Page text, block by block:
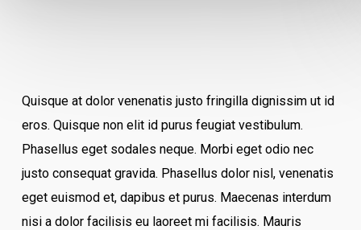
Quisque at dolor venenatis justo fringilla dignissim ut id
eros. Quisque non elit id purus feugiat vestibulum.
Phasellus eget sodales neque. Morbi eget odio nec
justo consequat gravida. Phasellus dolor nisl, venenatis
eget euismod et, dapibus et purus. Maecenas interdum
nisi a dolor facilisis eu laoreet mi facilisis. Mauris